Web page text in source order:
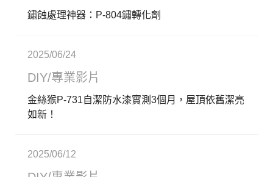
鏽蝕處理神器：P-804鏽轉化劑
2025/06/24
DIY/專業影片
金絲猴P-731自潔防水漆實測3個月，屋頂依舊潔亮
如新！
2025/06/12